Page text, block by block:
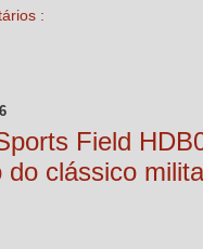
:
Field
do clássico